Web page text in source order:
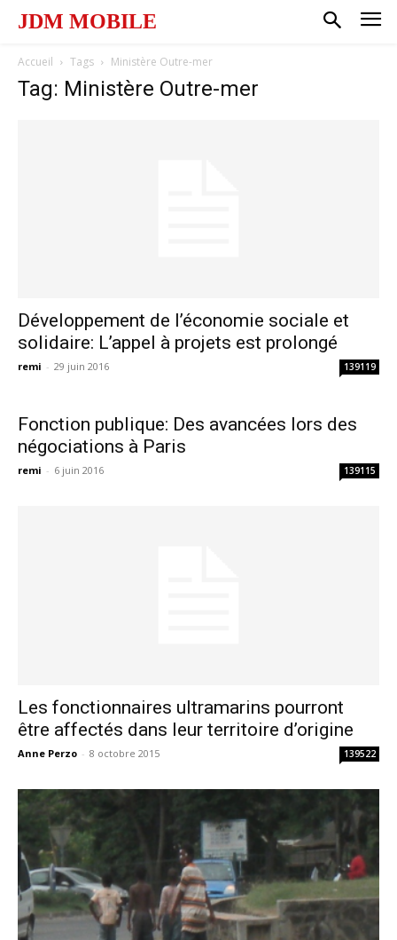
JDM MOBILE
Accueil Tags Ministère Outre-mer
Tag: Ministère Outre-mer
Développement de l’économie sociale et
solidaire: L’appel à projets est prolongé
remi - 29 juin 2016 139119
Fonction publique: Des avancées lors des
négociations à Paris
remi - 6 juin 2016 139115
Les fonctionnaires ultramarins pourront
être affectés dans leur territoire d’origine
Anne Perzo - 8 octobre 2015 139522